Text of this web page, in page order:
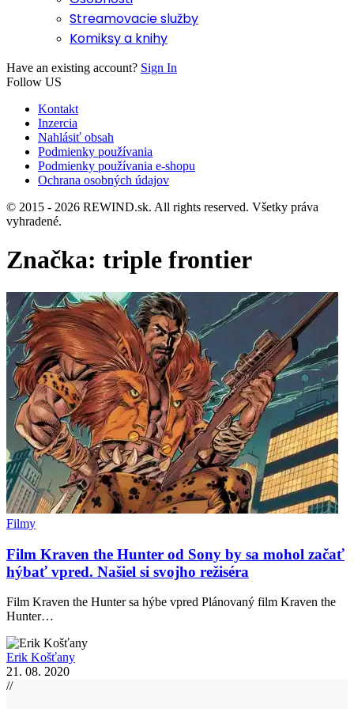
Streamovacie služby
Komiksy a knihy
Have an existing account? Sign In
Follow US
Kontakt
Inzercia
Nahlásiť obsah
Podmienky používania
Podmienky používania e-shopu
Ochrana osobných údajov
© 2015 - 2026 REWIND.sk. All rights reserved. Všetky práva
vyhradené.
Značka: triple frontier
Filmy
Film Kraven the Hunter od Sony by sa mohol začať
hýbať vpred. Našiel si svojho režiséra
Film Kraven the Hunter sa hýbe vpred Plánovaný film Kraven the
Hunter…
Erik Košťany
21. 08. 2020
//